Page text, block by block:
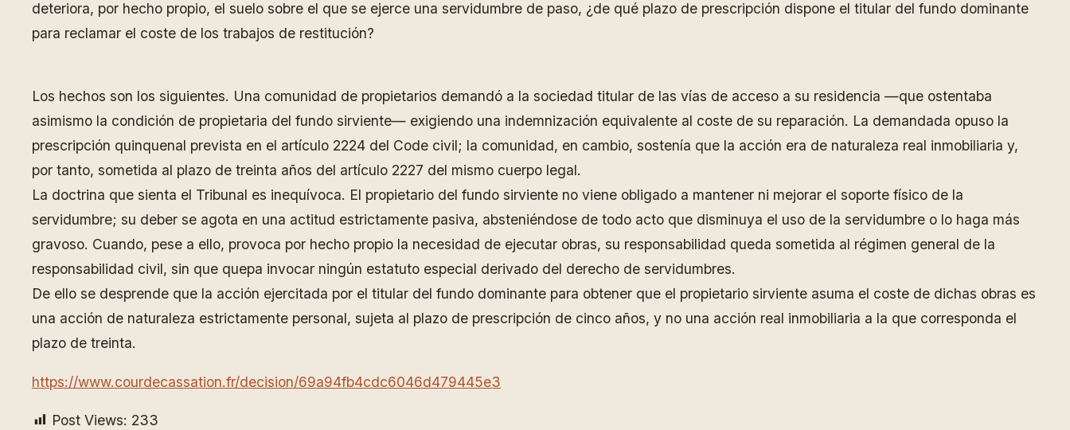
deteriora, por hecho propio, el suelo sobre el que se ejerce una servidumbre de paso, ¿de qué plazo de prescripción dispone el titular del fundo dominante
para reclamar el coste de los trabajos de restitución?
Los hechos son los siguientes. Una comunidad de propietarios demandó a la sociedad titular de las vías de acceso a su residencia —que ostentaba
asimismo la condición de propietaria del fundo sirviente— exigiendo una indemnización equivalente al coste de su reparación. La demandada opuso la
prescripción quinquenal prevista en el artículo 2224 del Code civil; la comunidad, en cambio, sostenía que la acción era de naturaleza real inmobiliaria y,
por tanto, sometida al plazo de treinta años del artículo 2227 del mismo cuerpo legal.
La doctrina que sienta el Tribunal es inequívoca. El propietario del fundo sirviente no viene obligado a mantener ni mejorar el soporte físico de la
servidumbre; su deber se agota en una actitud estrictamente pasiva, absteniéndose de todo acto que disminuya el uso de la servidumbre o lo haga más
gravoso. Cuando, pese a ello, provoca por hecho propio la necesidad de ejecutar obras, su responsabilidad queda sometida al régimen general de la
responsabilidad civil, sin que quepa invocar ningún estatuto especial derivado del derecho de servidumbres.
De ello se desprende que la acción ejercitada por el titular del fundo dominante para obtener que el propietario sirviente asuma el coste de dichas obras es
una acción de naturaleza estrictamente personal, sujeta al plazo de prescripción de cinco años, y no una acción real inmobiliaria a la que corresponda el
plazo de treinta.
https://www.courdecassation.fr/decision/69a94fb4cdc6046d479445e3
Post Views: 233